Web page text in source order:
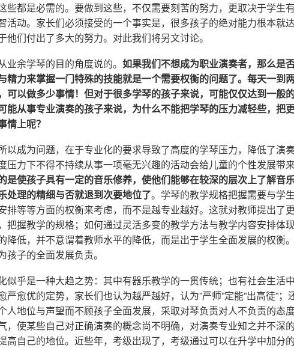
些都是必需的。要做到这些，不仅需要刻苦的努力，更取决于学生
活动。家长们必须接受的一个事实是，很多孩子的绝对能力根本就
他们付出了多大的努力。对此我们将另文讨论。
业余学琴的目的角度说的。 如果我们不想成为职业演奏者，那么是
精力来掌握一门特殊的技能就是一个需要权衡的问题了。每天一到
可以做多少事情！但对于很多学琴的孩子来说，可能仅仅达到一般
能从事专业演奏的孩子来说，为什么不能把学琴的压力减轻些，把
情上呢？
以成为问题，在于专业化的要求导致了高度的学琴压力，降低了演
压力下不得不持续从事一项毫无兴趣的活动会给儿童的个性发展带
是使孩子具有一定的音乐修养，使他们能够在较深的层次上了解音
处理的精细与否就退到次要地位了。学琴的教学规格把握需要与学
排等等方面的权衡来考虑，而不是越专业越好。这就对教师提出
把握教学的规格；如何通过灵活多变的教学方法与教学内容安排体
降低，并不意谓着教师水平的降低，而是出于学生全面发展的权衡
孩子的全面发展负责。
似乎是一种大趋之势：其中有器乐教学的一贯传统；也有社会生活
严愈优的定势，家长们也认为越严越好，认为”严师”定能”出高徒”
人地位与声望而不顾孩子全面发展，采取对琴负责对人不负责的态
，使某些自己对正确演奏的概念尚不明确，对演奏专业知之并不深
高自己的地位。近些年，考级出现了，考级通过可以在升学中加分